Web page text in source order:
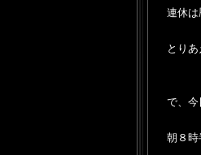
連休
とり
で、今
朝８時